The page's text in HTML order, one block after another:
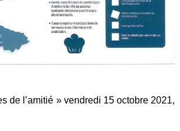
de l’amitié » vendredi 15 octobre 2021,